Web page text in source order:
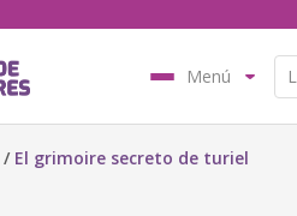
Menú
/ El grimoire secreto de turiel